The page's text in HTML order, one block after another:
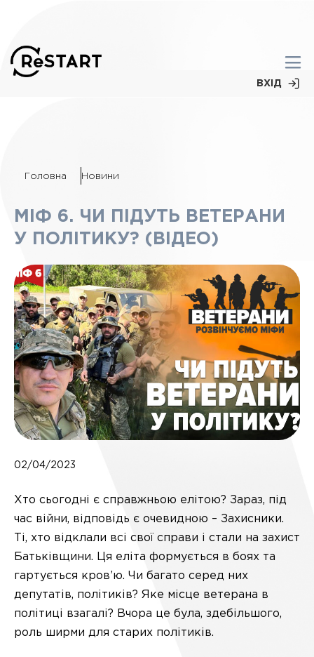
ВХІД
Головна Новини
МІФ 6. ЧИ ПІДУТЬ ВЕТЕРАНИ
У ПОЛІТИКУ? (ВІДЕО)
02/04/2023
Хто сьогодні є справжньою елітою? Зараз, під
час війни, відповідь є очевидною – Захисники.
Ті, хто відклали всі свої справи і стали на захист
Батьківщини. Ця еліта формується в боях та
гартується кров’ю. Чи багато серед них
депутатів, політиків? Яке місце ветерана в
політиці взагалі? Вчора це була, здебільшого,
роль ширми для старих політиків.